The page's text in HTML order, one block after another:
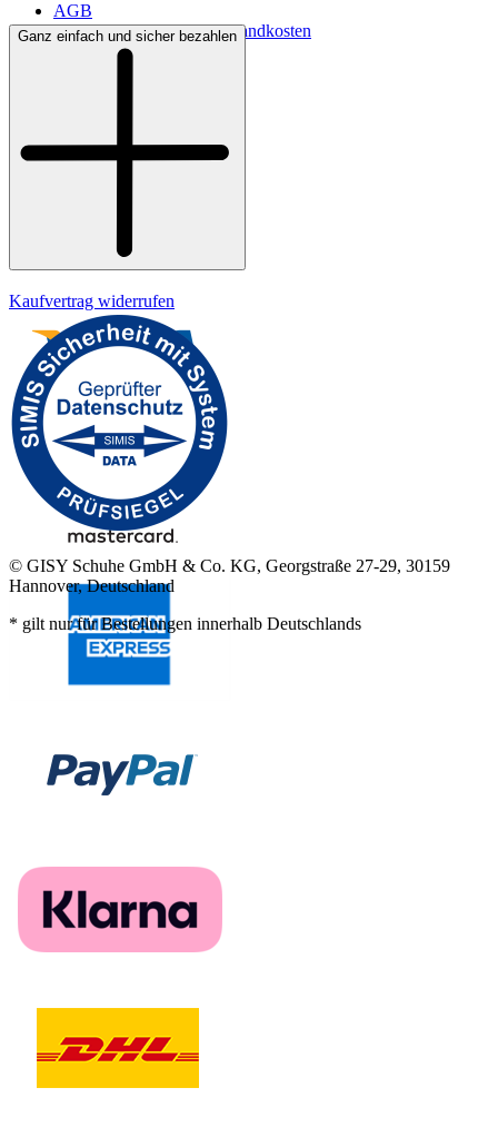
AGB
Lieferbedingungen & Versandkosten
Bezahlung
Ganz einfach und sicher bezahlen
Kaufvertrag widerrufen
© GISY Schuhe GmbH & Co. KG, Georgstraße 27-29, 30159
Hannover, Deutschland
* gilt nur für Bestellungen innerhalb Deutschlands